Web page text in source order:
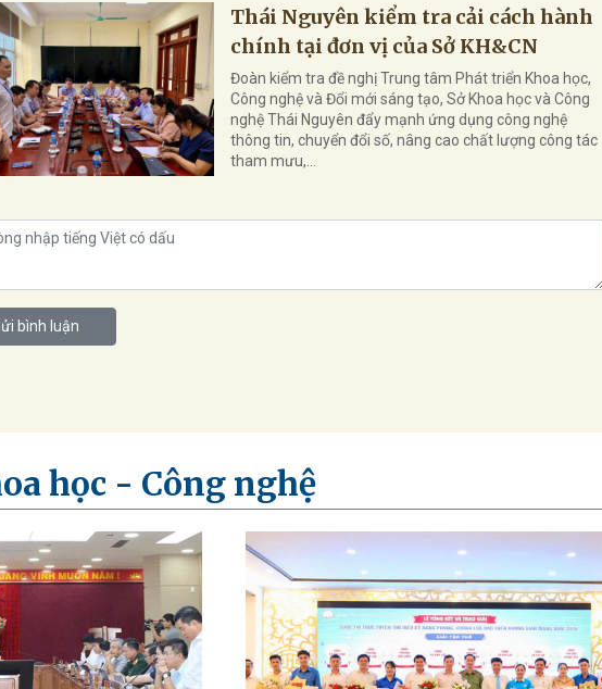
Thái Nguyên kiểm tra cải cách hành
chính tại đơn vị của Sở KH&CN
Đoàn kiểm tra đề nghị Trung tâm Phát triển Khoa học,
Công nghệ và Đổi mới sáng tạo, Sở Khoa học và Công
nghệ Thái Nguyên đẩy mạnh ứng dụng công nghệ
thông tin, chuyển đổi số, nâng cao chất lượng công tác
tham mưu,...
bình luận
học - Công nghệ